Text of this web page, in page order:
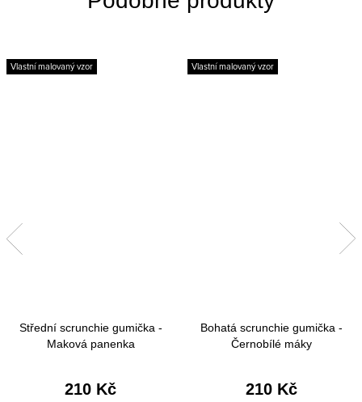
Vlastní malovaný vzor
Střední scrunchie gumička -
Maková panenka
210 Kč
Vlastní malovaný vzor
Bohatá scrunchie gumička -
Černobílé máky
210 Kč